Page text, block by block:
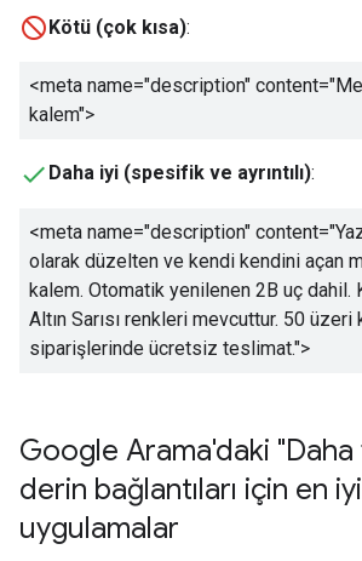
Kötü (çok kısa):
<meta name="description" content="
kalem">
Daha iyi (spesifik ve ayrıntılı):
<meta name="description" content="
olarak düzelten ve kendi kendini açan
kalem. Otomatik yenilenen 2B uç dahil.
Altın Sarısı renkleri mevcuttur. 50 üzeri
siparişlerinde ücretsiz teslimat.">
Google Arama'daki
derin bağlantıları için en iyi
uygulamalar